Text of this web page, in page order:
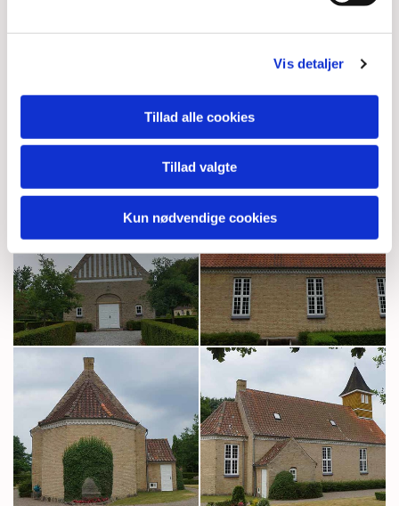
Vis detaljer
Tillad alle cookies
Tillad valgte
Kun nødvendige cookies